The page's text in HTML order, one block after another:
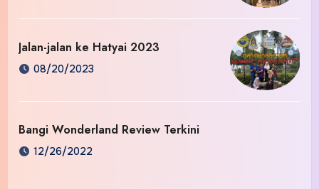
Jalan-jalan ke Hatyai 2023
08/20/2023
Bangi Wonderland Review Terkini
12/26/2022